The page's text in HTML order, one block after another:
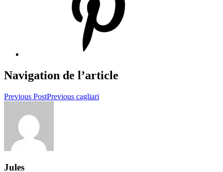
Navigation de l’article
Previous PostPrevious cagliari
Jules